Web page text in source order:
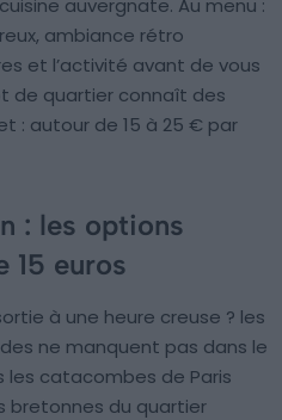
auvergnate. Au menu :
ambiance rétro
et l’activité avant de vous
de quartier connaît des
: autour de 15 à 25 € par
: les options
15 euros
à une heure creuse ? les
ne manquent pas dans le
catacombes de Paris
bretonnes du quartier